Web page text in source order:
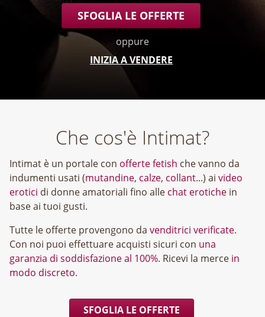
SFOGLIA LE OFFERTE
oppure
INIZIA A VENDERE
Che cos'è Intimat?
Intimat è un portale con offerte fetish che vanno da
indumenti usati (mutandine, calze, collant...) ai video
erotici di donne amatoriali fino alle chat erotiche in
base ai tuoi gusti.
Tutte le offerte provengono da venditrici verificate.
Con noi puoi effettuare acquisti sicuri con una
garanzia di soddisfazione al 100%. Ricevi la merce in
modo discreto.
SFOGLIA LE OFFERTE